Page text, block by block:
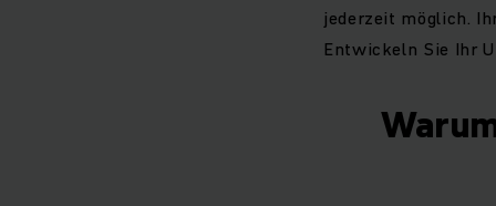
jederzeit möglich.
Entwickeln Sie Ihr